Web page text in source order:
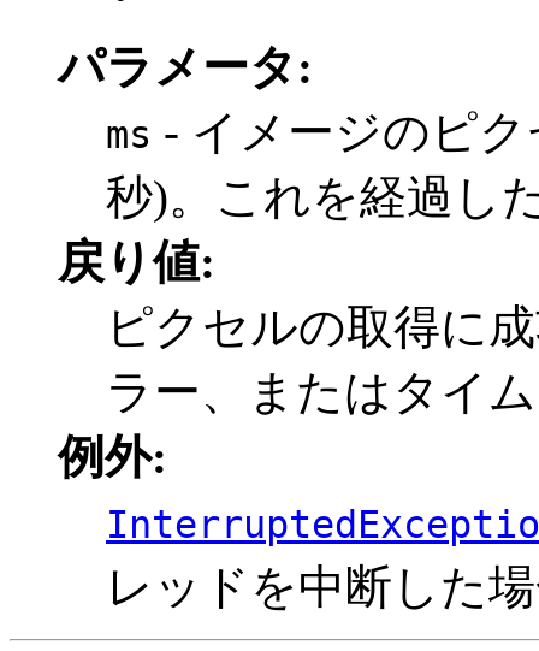
パラメータ:
ms - イメージのピ
秒)。これを経過し
戻り値:
ピクセルの取得に
ラー、またはタイ
例外:
レッドを中断した